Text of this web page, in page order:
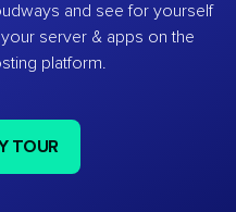
and see for yourself
server & apps on the
platform.
TOUR